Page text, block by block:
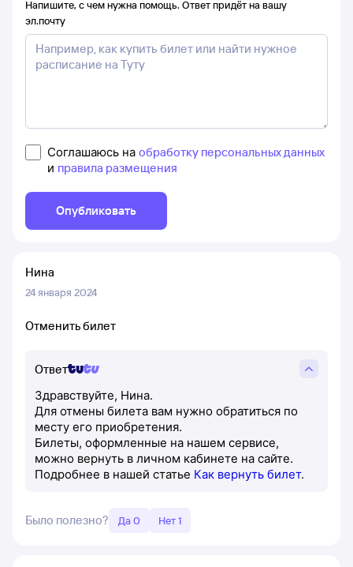
Напишите, с чем нужна помощь. Ответ придёт на вашу
эл.почту
Соглашаюсь на обработку персональных данных
и правила размещения
Опубликовать
Нина
24 января 2024
Отменить билет
Ответ
Здравствуйте, Нина.
Для отмены билета вам нужно обратиться по
месту его приобретения.
Билеты, оформленные на нашем сервисе,
можно вернуть в личном кабинете на сайте.
Подробнее в нашей статье Как вернуть билет.
Было полезно? Да 0 Нет 1